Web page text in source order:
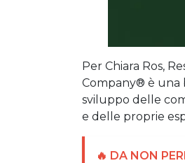
Per Chiara Ros,
Company® è una
sviluppo delle
e delle proprie
🔥 DA NON